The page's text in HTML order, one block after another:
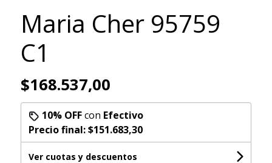
Maria Cher 95759
C1
$168.537,00
10% OFFcon Efectivo
Precio final:$151.683,30
Ver cuotas y descuentos